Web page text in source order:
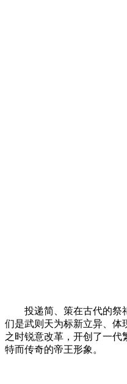
投递简、策在古代的祭祀
们是武则天为标新立异、体
之时锐意改革，开创了一代
特而传奇的帝王形象。